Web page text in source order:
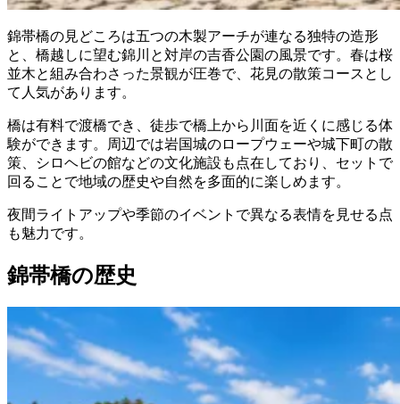
錦帯橋の見どころは五つの木製アーチが連なる独特の造形
と、橋越しに望む錦川と対岸の吉香公園の風景です。春は桜
並木と組み合わさった景観が圧巻で、花見の散策コースとし
て人気があります。
橋は有料で渡橋でき、徒歩で橋上から川面を近くに感じる体
験ができます。周辺では岩国城のロープウェーや城下町の散
策、シロヘビの館などの文化施設も点在しており、セットで
回ることで地域の歴史や自然を多面的に楽しめます。
夜間ライトアップや季節のイベントで異なる表情を見せる点
も魅力です。
錦帯橋の歴史